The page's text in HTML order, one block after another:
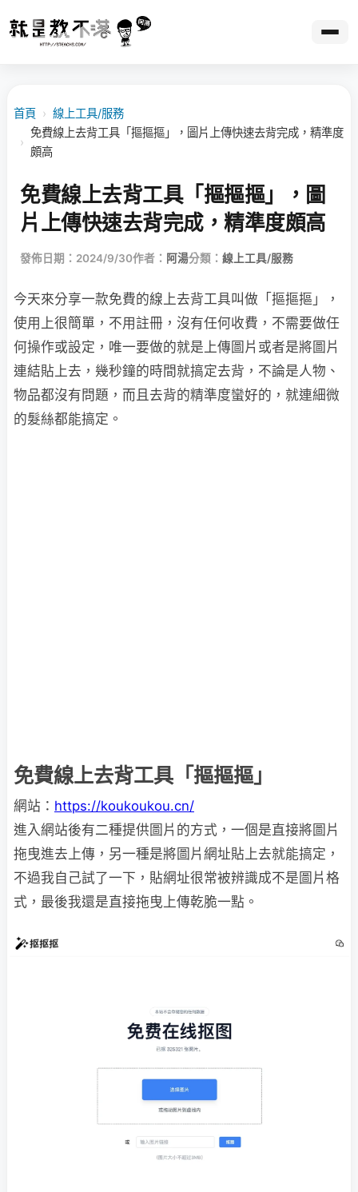
首頁 › 線上工具/服務
›
免費線上去背工具「摳摳摳」，圖片上傳快速去背完成，精準度
頗高
免費線上去背工具「摳摳摳」，圖
片上傳快速去背完成，精準度頗高
發佈日期：2024/9/30作者： 阿湯分類： 線上工具/服務
今天來分享一款免費的線上去背工具叫做「摳摳摳」，
使用上很簡單，不用註冊，沒有任何收費，不需要做任
何操作或設定，唯一要做的就是上傳圖片或者是將圖片
連結貼上去，幾秒鐘的時間就搞定去背，不論是人物、
物品都沒有問題，而且去背的精準度蠻好的，就連細微
的髮絲都能搞定。
免費線上去背工具「摳摳摳」
網站： https://koukoukou.cn/
進入網站後有二種提供圖片的方式，一個是直接將圖片
拖曳進去上傳，另一種是將圖片網址貼上去就能搞定，
不過我自己試了一下，貼網址很常被辨識成不是圖片格
式，最後我還是直接拖曳上傳乾脆一點。